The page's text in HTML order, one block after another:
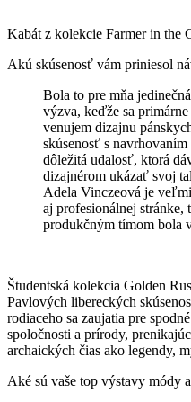
Kabát z kolekcie Farmer in the
Akú skúsenosť vám priniesol
Bola to pre mňa
výzva, keďže sa
venujem dizajnu
skúsenosť s
dôležitá udalosť, ktorá
dizajnérom ukázať svoj
Adela Vinczeová je
aj profesionálnej stránke,
produkčným tímom bola
Študentská kolekcia Golden
Pavlových libereckých
rodiaceho sa zaujatia pre
spoločnosti a prírody,
archaických čias ako legendy,
Aké sú vaše top výstavy módy